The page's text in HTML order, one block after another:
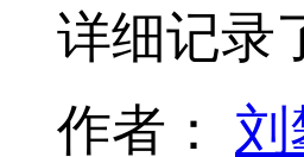
详细记
作者： 刘